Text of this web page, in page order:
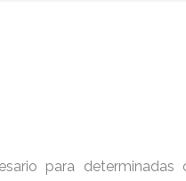
para determinadas